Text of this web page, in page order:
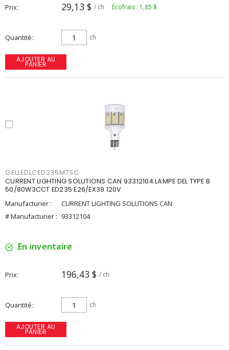
Prix 29,13 $ / ch Écofrais : 1,85 $
Quantité ch
AJOUTER AU
PANIER
GELLEDLCED235M7SC
CURRENT LIGHTING SOLUTIONS CAN 93312104 LAMPE DEL TYPE B
50/80W3CCT ED235 E26/EX39 120V
Manufacturier :
CURRENT LIGHTING SOLUTIONS CAN
# Manufacturier : 93312104
En inventaire
Prix 196,43 $ / ch
Quantité ch
AJOUTER AU
PANIER